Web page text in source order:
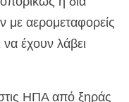
με αερομεταφορείς
έχουν λάβει
στις ΗΠΑ από ξηράς